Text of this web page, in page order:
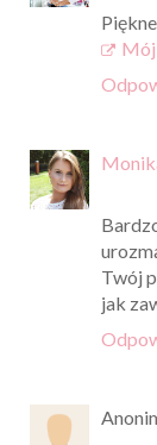
Twój
jak